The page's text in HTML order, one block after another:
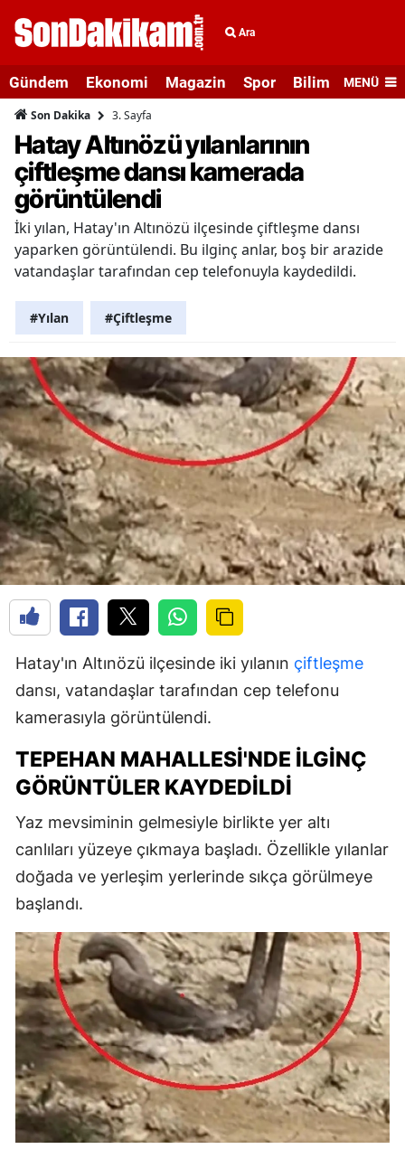
Ara
Gündem Ekonomi Magazin Spor Bilim veMENÜ
Son Dakika 3. Sayfa
Hatay Altınözü yılanlarının
çiftleşme dansı kamerada
görüntülendi
İki yılan, Hatay'ın Altınözü ilçesinde çiftleşme dansı
yaparken görüntülendi. Bu ilginç anlar, boş bir arazide
vatandaşlar tarafından cep telefonuyla kaydedildi.
#Yılan #Çiftleşme
Hatay'ın Altınözü ilçesinde iki yılanın çiftleşme
dansı, vatandaşlar tarafından cep telefonu
kamerasıyla görüntülendi.
TEPEHAN MAHALLESI'NDE İLGINÇ
GÖRÜNTÜLER KAYDEDILDI
Yaz mevsiminin gelmesiyle birlikte yer altı
canlıları yüzeye çıkmaya başladı. Özellikle yılanlar
doğada ve yerleşim yerlerinde sıkça görülmeye
başlandı.